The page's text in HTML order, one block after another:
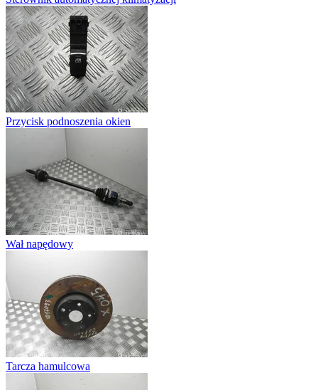
Przycisk podnoszenia okien
Wał napędowy
Tarcza hamulcowa